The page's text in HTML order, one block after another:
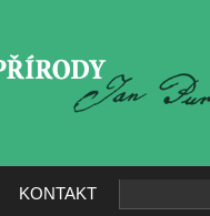
KONTAKT